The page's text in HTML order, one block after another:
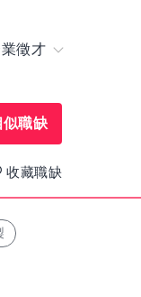
徵才
似職缺
收藏職缺